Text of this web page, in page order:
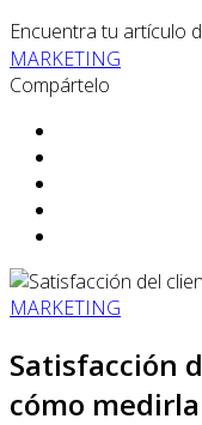
Encuentra tu artículo
MARKETING
Compártelo
MARKETING
Satisfacción
cómo medirla